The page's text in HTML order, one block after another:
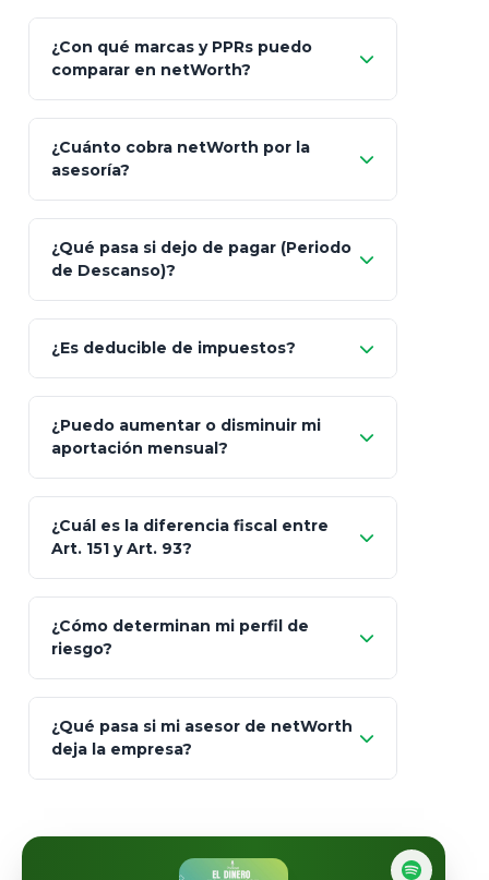
¿Con qué marcas y PPRs puedo
comparar en netWorth?
GNP (Proyecta)
Seguros Monterrey
Skandia (Crea)
MetLife (MetaLife)
Prudential
Fintual
¿Cuánto cobra netWorth por la
asesoría?
¿Qué pasa si dejo de pagar (Periodo
de Descanso)?
¿Es deducible de impuestos?
¿Puedo aumentar o disminuir mi
aportación mensual?
¿Cuál es la diferencia fiscal entre
Art. 151 y Art. 93?
Art.
93
totalmente
libres de impuestos
¿Cómo determinan mi perfil de
riesgo?
¿Qué pasa si mi asesor de netWorth
deja la empresa?